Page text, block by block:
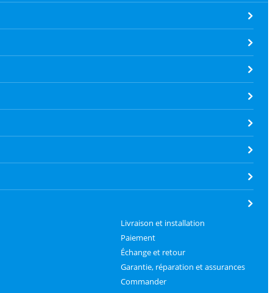
Livraison et installation
Paiement
Échange et retour
Garantie, réparation et assurances
Commander